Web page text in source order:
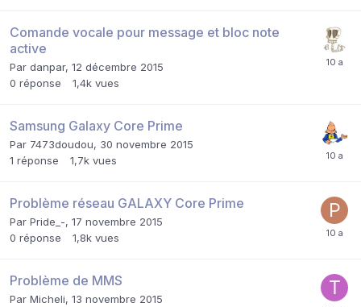
Comande vocale pour message et bloc note
active
Par danpar, 12 décembre 2015
0 réponse 1,4k vues
Samsung Galaxy Core Prime
Par 7473doudou, 30 novembre 2015
1 réponse 1,7k vues
Problème réseau GALAXY Core Prime
Par Pride_-, 17 novembre 2015
0 réponse 1,8k vues
Problème de MMS
Par Micheli, 13 novembre 2015